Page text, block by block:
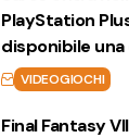
PlayStation
disponibile
VIDEOGIOCHI
Final Fantasy